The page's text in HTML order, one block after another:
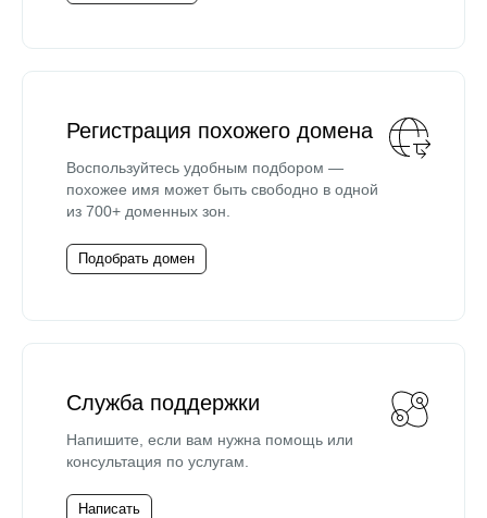
Регистрация похожего домена
Воспользуйтесь удобным подбором —
похожее имя может быть свободно в одной
из 700+ доменных зон.
Подобрать домен
Служба поддержки
Напишите, если вам нужна помощь или
консультация по услугам.
Написать